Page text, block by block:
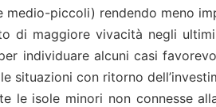
piccoli) rendendo meno
di maggiore vivacità negli
individuare alcuni casi
situazioni con ritorno
le isole minori non connesse